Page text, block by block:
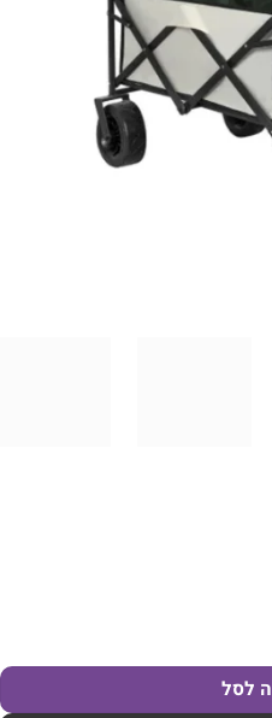
- עגלת משא חזקה מבד
לסל